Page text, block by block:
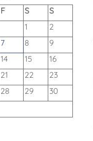
F S
S
1
2
7 8
9
14 15
16
21 22
23
28 29
30